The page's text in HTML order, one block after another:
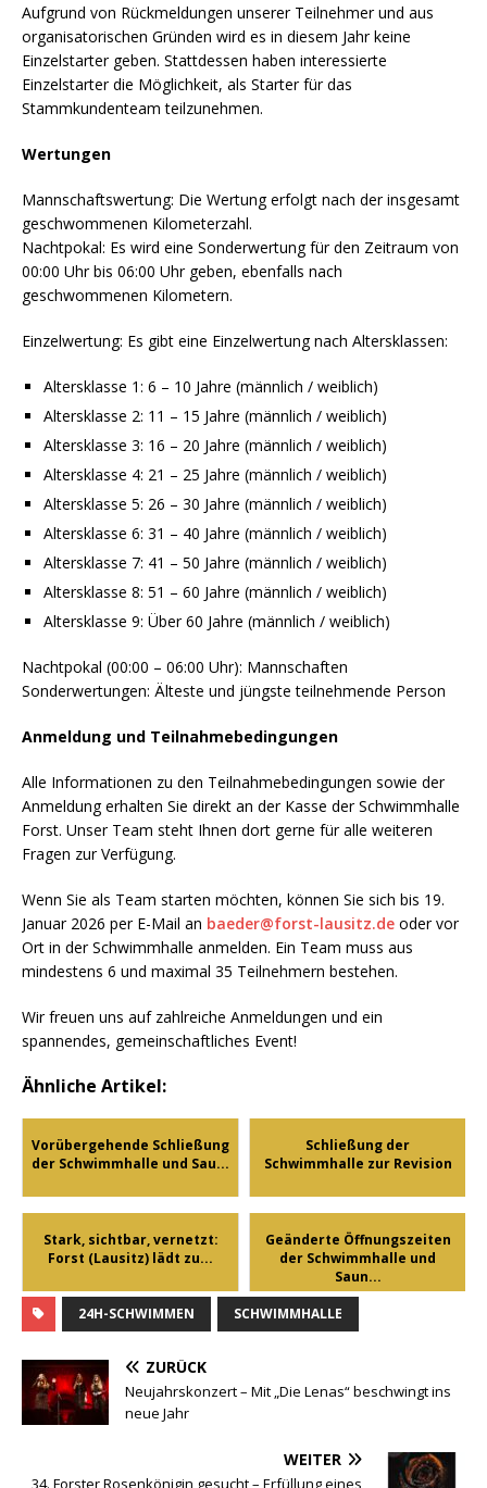
Aufgrund von Rückmeldungen unserer Teilnehmer und aus
organisatorischen Gründen wird es in diesem Jahr keine
Einzelstarter geben. Stattdessen haben interessierte
Einzelstarter die Möglichkeit, als Starter für das
Stammkundenteam teilzunehmen.
Wertungen
Mannschaftswertung: Die Wertung erfolgt nach der insgesamt
geschwommenen Kilometerzahl.
Nachtpokal: Es wird eine Sonderwertung für den Zeitraum von
00:00 Uhr bis 06:00 Uhr geben, ebenfalls nach
geschwommenen Kilometern.
Einzelwertung: Es gibt eine Einzelwertung nach Altersklassen:
Altersklasse 1: 6 – 10 Jahre (männlich / weiblich)
Altersklasse 2: 11 – 15 Jahre (männlich / weiblich)
Altersklasse 3: 16 – 20 Jahre (männlich / weiblich)
Altersklasse 4: 21 – 25 Jahre (männlich / weiblich)
Altersklasse 5: 26 – 30 Jahre (männlich / weiblich)
Altersklasse 6: 31 – 40 Jahre (männlich / weiblich)
Altersklasse 7: 41 – 50 Jahre (männlich / weiblich)
Altersklasse 8: 51 – 60 Jahre (männlich / weiblich)
Altersklasse 9: Über 60 Jahre (männlich / weiblich)
Nachtpokal (00:00 – 06:00 Uhr): Mannschaften
Sonderwertungen: Älteste und jüngste teilnehmende Person
Anmeldung und Teilnahmebedingungen
Alle Informationen zu den Teilnahmebedingungen sowie der
Anmeldung erhalten Sie direkt an der Kasse der Schwimmhalle
Forst. Unser Team steht Ihnen dort gerne für alle weiteren
Fragen zur Verfügung.
Wenn Sie als Team starten möchten, können Sie sich bis 19.
Januar 2026 per E-Mail an baeder@forst-lausitz.de oder vor
Ort in der Schwimmhalle anmelden. Ein Team muss aus
mindestens 6 und maximal 35 Teilnehmern bestehen.
Wir freuen uns auf zahlreiche Anmeldungen und ein
spannendes, gemeinschaftliches Event!
Ähnliche Artikel:
Vorübergehende Schließung
der Schwimmhalle und Sau...
Schließung der
Schwimmhalle zur Revision
Stark, sichtbar, vernetzt:
Forst (Lausitz) lädt zu...
Geänderte Öffnungszeiten
der Schwimmhalle und
Saun...
24H-SCHWIMMEN
SCHWIMMHALLE
ZURÜCK
Neujahrskonzert – Mit „Die Lenas“ beschwingt ins
neue Jahr
WEITER
34. Forster Rosenkönigin gesucht – Erfüllung eines